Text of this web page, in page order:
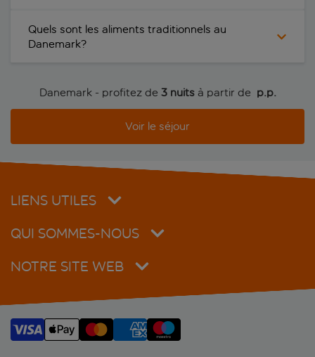
Quels sont les aliments traditionnels au
Danemark?
Danemark - profitez de 3 nuitsà partir de p.p.
Voir le séjour
LIENS UTILES
QUI SOMMES-NOUS
NOTRE SITE WEB